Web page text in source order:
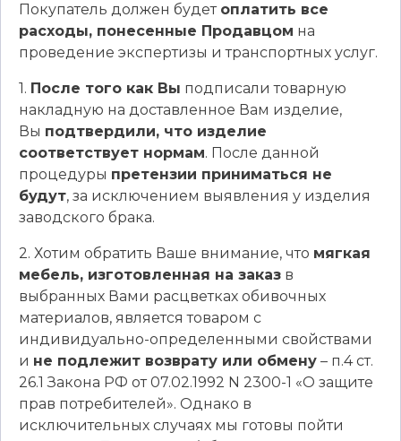
Покупатель должен будет оплатить все
расходы, понесенные Продавцом на
проведение экспертизы и транспортных услуг.
1. После того как Вы подписали товарную
накладную на доставленное Вам изделие,
Вы подтвердили, что изделие
соответствует нормам. После данной
процедуры претензии приниматься не
будут, за исключением выявления у изделия
заводского брака.
2. Хотим обратить Ваше внимание, что мягкая
мебель, изготовленная на заказ в
выбранных Вами расцветках обивочных
материалов, является товаром с
индивидуально-определенными свойствами
и не подлежит возврату или обмену – п.4 ст.
26.1 Закона РФ от 07.02.1992 N 2300-1 «О защите
прав потребителей». Однако в
исключительных случаях мы готовы пойти